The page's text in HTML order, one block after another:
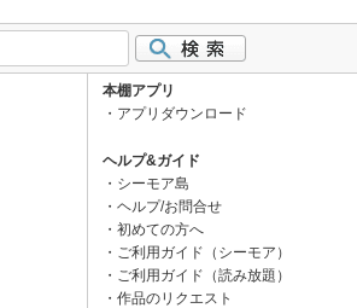
本棚アプリ
アプリダウンロード
ヘルプ&ガイド
シーモア島
ヘルプ/お問合せ
初めての方へ
ご利用ガイド（シーモア）
ご利用ガイド（読み放題）
作品のリクエスト